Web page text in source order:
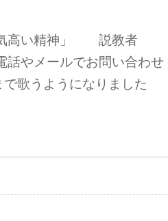
高い精神」 説教者
やメールでお問い合わせ
歌うようになりました